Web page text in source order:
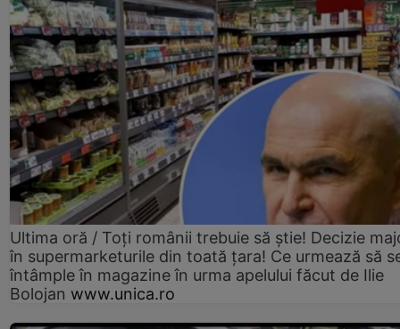
Ultima oră / Toți românii trebuie să știe! Decizie
în supermarketurile din toată țara! Ce urmează să
întâmple în magazine în urma apelului făcut de Ilie
Bolojan www.unica.ro